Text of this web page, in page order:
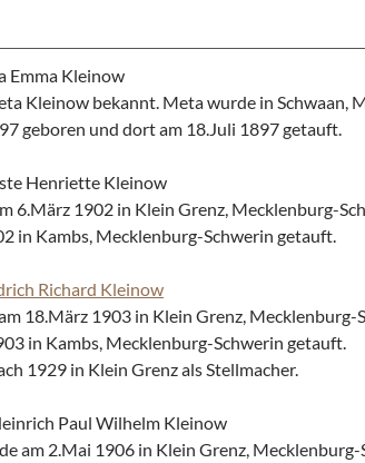
Emma Kleinow
Kleinow bekannt. Meta wurde in Schwaan,
geboren und dort am 18.Juli 1897 getauft.
Henriette Kleinow
6.März 1902 in Klein Grenz, Mecklenburg-
in Kambs, Mecklenburg-Schwerin getauft.
Richard Kleinow
18.März 1903 in Klein Grenz, Mecklenburg-
in Kambs, Mecklenburg-Schwerin getauft.
1929 in Klein Grenz als Stellmacher.
Paul Wilhelm Kleinow
am 2.Mai 1906 in Klein Grenz,